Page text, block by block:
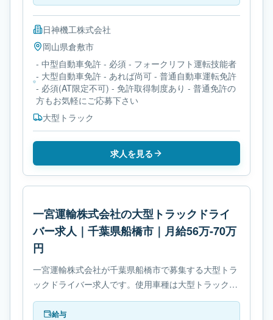
日神機工株式会社
岡山県倉敷市
- 中型自動車免許 - 必須 - フォークリフト運転技能者
- 大型自動車免許 - あれば尚可 - 普通自動車運転免許
- 必須(AT限定不可) - 免許取得制度あり - 普通免許の
方もお気軽にご応募下さい
大型トラック
求人を見る
一宮運輸株式会社の大型トラックドライ
バー求人｜千葉県船橋市｜月給56万-70万
円
一宮運輸株式会社が千葉県船橋市で募集する大型トラ
ックドライバー求人です。使用車種は大型トラックで
す。勤務時間は- 変形労働時間制です。必要免許は- 大
型自動車免許です。
給与